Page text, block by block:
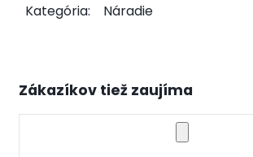
Kategória: Náradie
Zákazíkov tiež zaujíma